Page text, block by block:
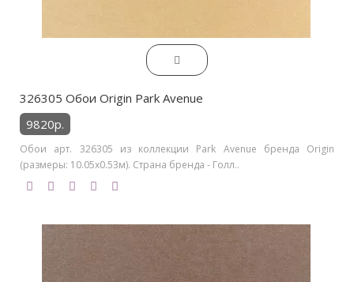
326305 Обои Origin Park Avenue
9820р.
Обои арт. 326305 из коллекции Park Avenue бренда Origin
(размеры: 10.05х0.53м). Страна бренда - Голл..